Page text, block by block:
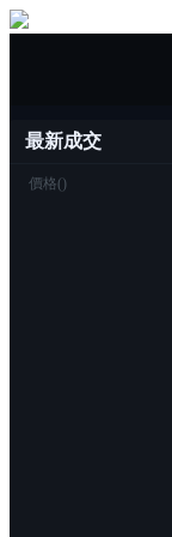
最新成交
價格()